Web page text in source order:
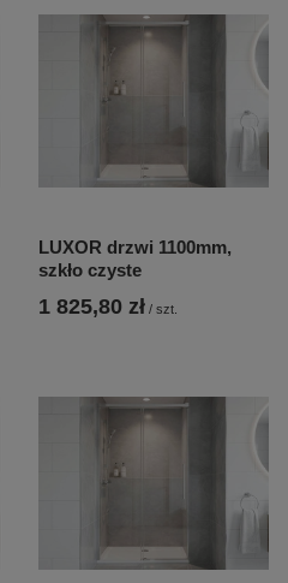
LUXOR drzwi 1100mm,
szkło czyste
1 825,80 zł / szt.